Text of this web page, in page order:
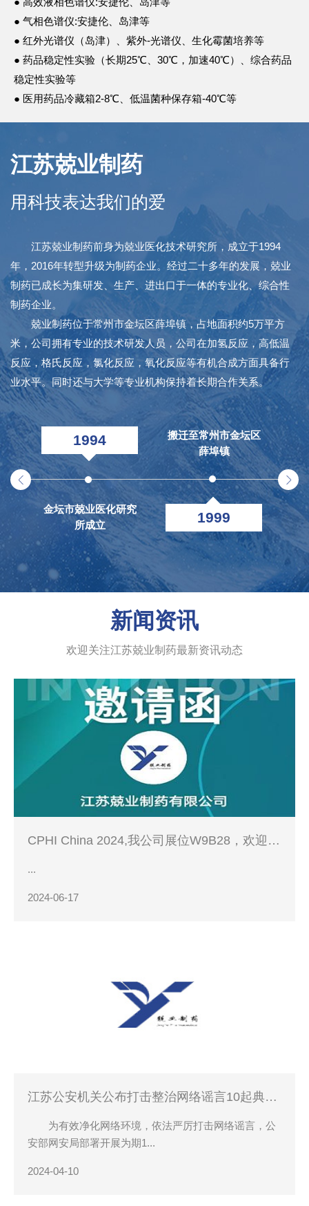
● 气相色谱仪:安捷伦、岛津等
● 红外光谱仪（岛津）、紫外-光谱仪、生化霉菌培养等
● 药品稳定性实验（长期25℃、30℃，加速40℃）、综合药品
稳定性实验等
● 医用药品冷藏箱2-8℃、低温菌种保存箱-40℃等
江苏兢业制药
用科技表达我们的爱
江苏兢业制药前身为兢业医化技术研究所，成立于1994
年，2016年转型升级为制药企业。经过二十多年的发展，兢业
制药已成长为集研发、生产、进出口于一体的专业化、综合性
制药企业。
兢业制药位于常州市金坛区薛埠镇，占地面积约5万平方
米，公司拥有专业的技术研发人员，公司在加氢反应，高低温
反应，格氏反应，氯化反应，氧化反应等有机合成方面具备行
业水平。同时还与大学等专业机构保持着长期合作关系。
1994
金坛市兢业医化研究
所成立
1999
搬迁至常州市金坛区
薛埠镇
金
新闻资讯
欢迎关注江苏兢业制药最新资讯动态
CPHI China 2024,我公司展位W9B28，欢迎您
...
2024-06-17
江苏公安机关公布打击整治网络谣言10起典型
为有效净化网络环境，依法严厉打击网络谣言，公
安部网安局部署开展为期1...
2024-04-10